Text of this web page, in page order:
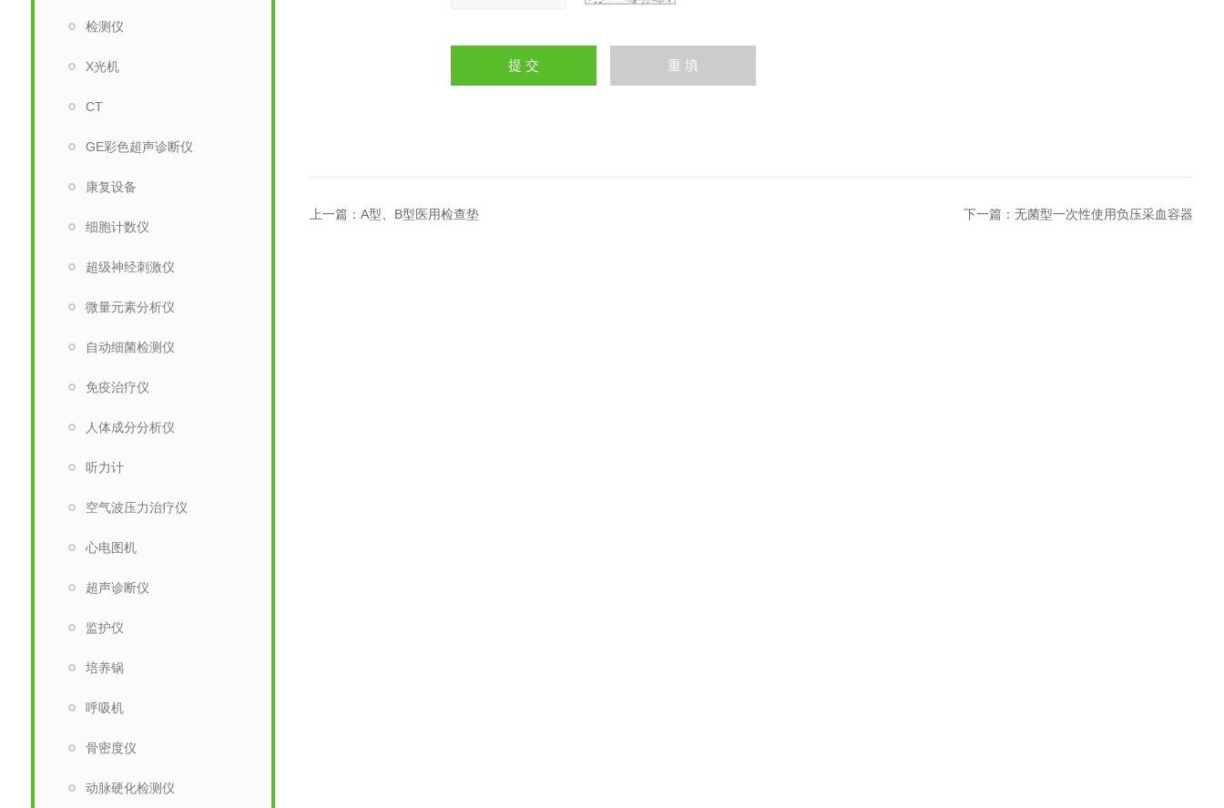
检测仪
X光机
CT
GE彩色超声诊断仪
康复设备
细胞计数仪
超级神经刺激仪
微量元素分析仪
自动细菌检测仪
免疫治疗仪
人体成分分析仪
听力计
空气波压力治疗仪
心电图机
超声诊断仪
监护仪
培养锅
呼吸机
骨密度仪
动脉硬化检测仪
上一篇：A型、B型医用检查垫 下一篇：无菌型一次性使用负压采血容器